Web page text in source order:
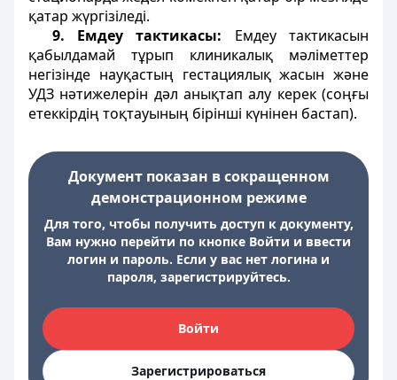
қатар жүргізіледі.
9. Емдеу тактикасы: Емдеу тактикасын
қабылдамай тұрып клиникалық мәліметтер
негізінде науқастың гестациялық жасын және
УДЗ нәтижелерін дәл анықтап алу керек (соңғы
етеккірдің тоқтауының бірінші күнінен бастап).
Документ показан в сокращенном
демонстрационном режиме
Для того, чтобы получить доступ к документу,
Вам нужно перейти по кнопке Войти и ввести
логин и пароль. Если у вас нет логина и
пароля, зарегистрируйтесь.
Войти
Зарегистрироваться